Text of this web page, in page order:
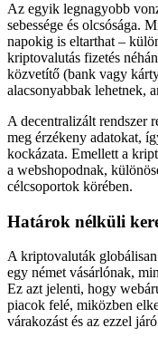
Az egyik legnagyobb
sebessége és olcsósága.
napokig is eltarthat –
kriptovalutás fizetés
közvetítő (bank vagy
alacsonyabbak lehetnek,
A decentralizált rendszer
meg érzékeny adatokat,
kockázata. Emellett a
a webshopodnak,
célcsoportok körében.
Határok nélküli
A kriptovaluták
egy német vásárlónak,
Ez azt jelenti, hogy
piacok felé, miközben
várakozást és az ezzel